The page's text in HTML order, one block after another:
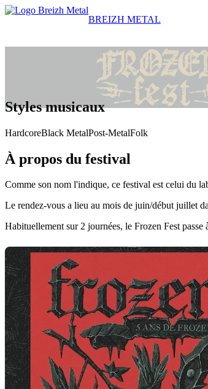
BREIZH METAL
Styles musicaux
HardcoreBlack MetalPost-MetalFolk
À propos du festival
Comme son nom l'indique, ce festival est celui du
Le rendez-vous a lieu au mois de juin/début juillet
Habituellement sur 2 journées, le Frozen Fest passe